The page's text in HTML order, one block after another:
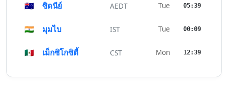
🇦🇺 ซิดนีย์ AEDT Tue 05:39
🇮🇳 มุมไบ IST Tue 00:09
🇲🇽 เม็กซิโกซิตี้ CST Mon 12:39